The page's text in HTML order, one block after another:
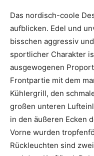
Das nordisch-coole
aufblicken. Edel und
bisschen aggressiv
sportlicher Charakter
ausgewogenen
Frontpartie mit dem
Kühlergrill, den
großen unteren
in den äußeren Ecken
Vorne wurden
Rückleuchten sind